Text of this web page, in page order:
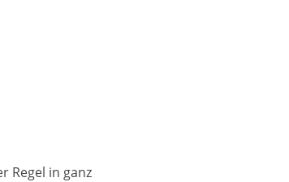
Regel in ganz